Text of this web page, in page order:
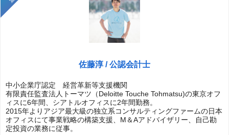
佐藤淳 / 公認会計士
中小企業庁認定 経営革新等支援機関
有限責任監査法人トーマツ（Deloitte Touche Tohmatsu)の東京オフ
ィスに6年間、シアトルオフィスに2年間勤務。
2015年よりアジア最大級の独立系コンサルティングファームの日本
オフィスにて事業戦略の構築支援、M＆Aアドバイザリー、自己勘
定投資の業務に従事。